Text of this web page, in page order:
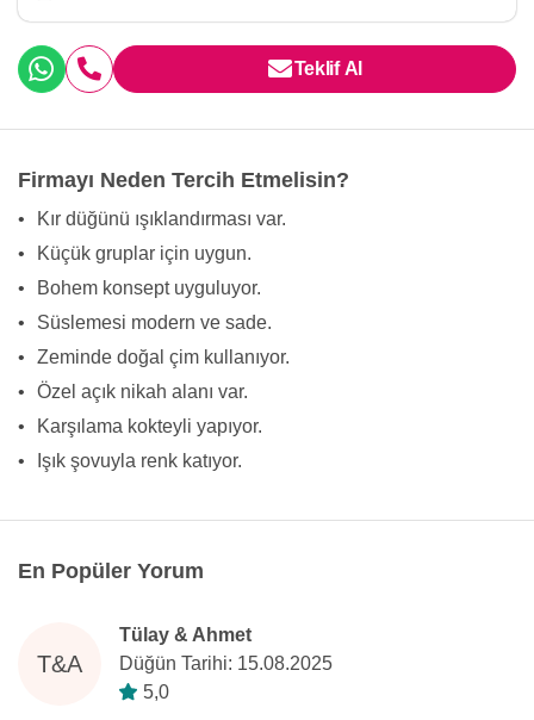
Teklif Al
Firmayı Neden Tercih Etmelisin?
•
Kır düğünü ışıklandırması var.
•
Küçük gruplar için uygun.
•
Bohem konsept uyguluyor.
•
Süslemesi modern ve sade.
•
Zeminde doğal çim kullanıyor.
•
Özel açık nikah alanı var.
•
Karşılama kokteyli yapıyor.
•
Işık şovuyla renk katıyor.
En Popüler Yorum
T&A
Tülay & Ahmet
Düğün Tarihi: 15.08.2025
5,0